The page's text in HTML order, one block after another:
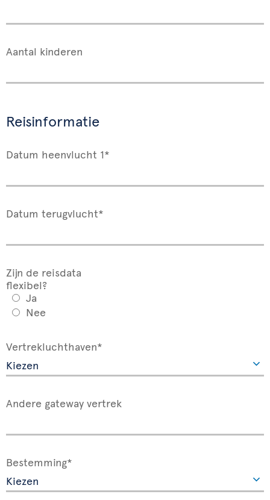
Aantal kinderen
Reisinformatie
Datum heenvlucht 1*
Datum terugvlucht*
Zijn de reisdata
flexibel?
Ja
Nee
Vertrekluchthaven*
Andere gateway vertrek
Bestemming*